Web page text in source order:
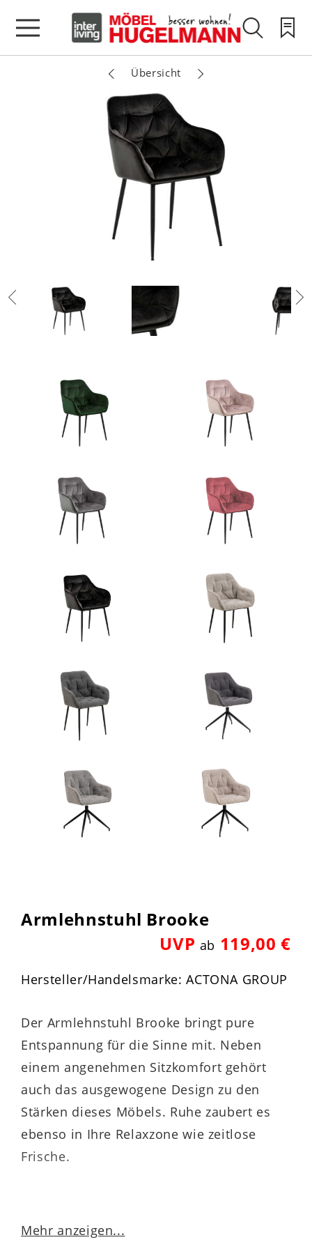
Übersicht
Armlehnstuhl Brooke
UVP ab 119,00 €
Hersteller/Handelsmarke: ACTONA GROUP
Der Armlehnstuhl Brooke bringt pure
Entspannung für die Sinne mit. Neben
einem angenehmen Sitzkomfort gehört
auch das ausgewogene Design zu den
Stärken dieses Möbels. Ruhe zaubert es
ebenso in Ihre Relaxzone wie zeitlose
Frische.
Dabei harmoniert der Polsterstuhl in
Mehr anzeigen...